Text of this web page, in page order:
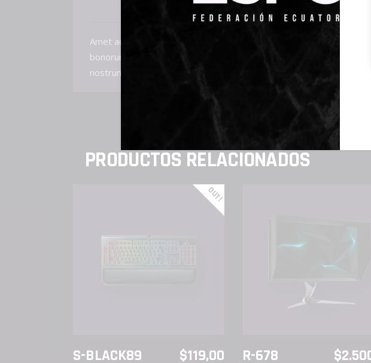
DESCRIPCIÓN
Amet accusam facilisi ne per, sea eu scripta tractatos imperdiet, in
bonorum mediocrem id. Id sit volutpat consetetur, etiam viris
nostrum id. Te quidam accusam urbanitas quo, omnes quaerendum
PRODUCTOS RELACIONADOS
OUT!
LEER MÁS
S-BLACK89 $119,00 R-678 $